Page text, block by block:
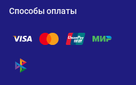
Способы оплаты
Помощь по оплате Visa
Помощь по оплате
Помощь поПомощь
Помощь по оплате СБП